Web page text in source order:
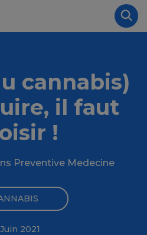
cannabis)
il faut
!
Preventive Medecine
2021